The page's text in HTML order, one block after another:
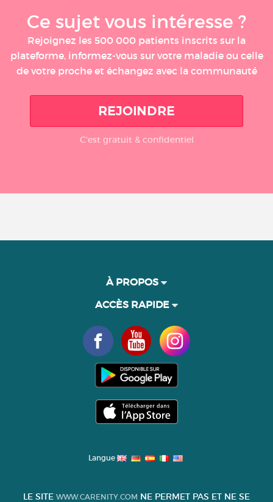
Ce sujet vous intéresse ?
Rejoignez les 500 000 patients inscrits sur la
plateforme, informez-vous sur votre maladie ou celle
de votre proche et échangez avec la communauté
REJOINDRE
C'est gratuit & confidentiel
À PROPOS
ACCÈS RAPIDE
Langue
LE SITE WWW.CARENITY.COM NE PERMET PAS ET NE SE